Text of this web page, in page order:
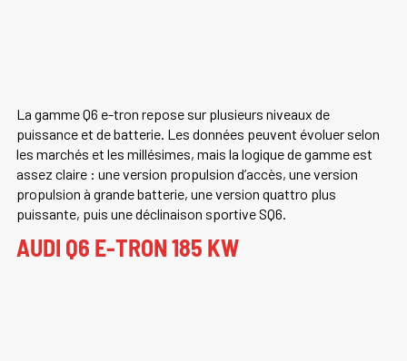
La gamme Q6 e-tron repose sur plusieurs niveaux de
puissance et de batterie. Les données peuvent évoluer selon
les marchés et les millésimes, mais la logique de gamme est
assez claire : une version propulsion d’accès, une version
propulsion à grande batterie, une version quattro plus
puissante, puis une déclinaison sportive SQ6.
AUDI Q6 E-TRON 185 KW